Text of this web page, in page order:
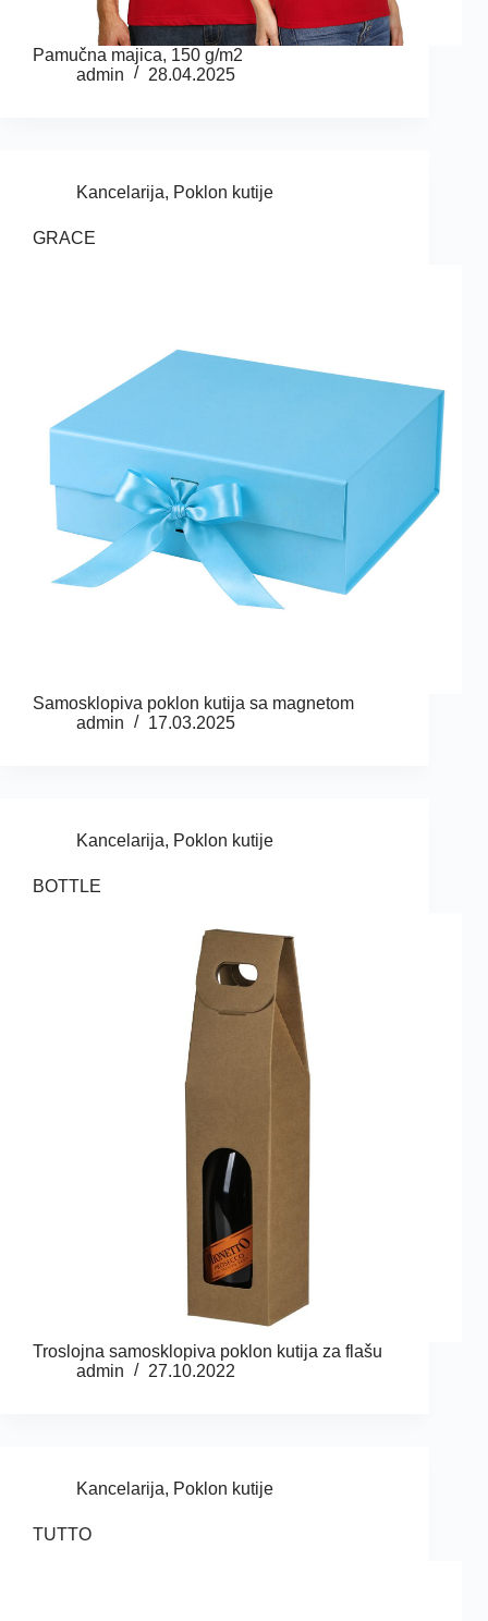
Pamučna majica, 150 g/m2
admin
28.04.2025
Kancelarija, Poklon kutije
GRACE
Samosklopiva poklon kutija sa magnetom
admin
17.03.2025
Kancelarija, Poklon kutije
BOTTLE
Troslojna samosklopiva poklon kutija za flašu
admin
27.10.2022
Kancelarija, Poklon kutije
TUTTO